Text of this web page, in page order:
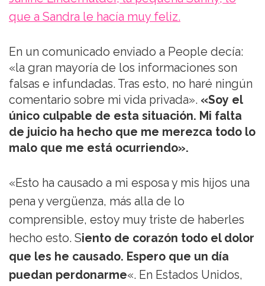
que a Sandra le hacía muy feliz.
En un comunicado enviado a People decía:
«la gran mayoría de los informaciones son
falsas e infundadas. Tras esto, no haré ningún
comentario sobre mi vida privada». «Soy el
único culpable de esta situación. Mi falta
de juicio ha hecho que me merezca todo lo
malo que me está ocurriendo».
«Esto ha causado a mi esposa y mis hijos una
pena y vergüenza, más alla de lo
comprensible, estoy muy triste de haberles
hecho esto. Siento de corazón todo el dolor
que les he causado. Espero que un día
puedan perdonarme«. En Estados Unidos,